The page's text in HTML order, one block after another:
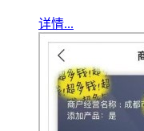
详情...